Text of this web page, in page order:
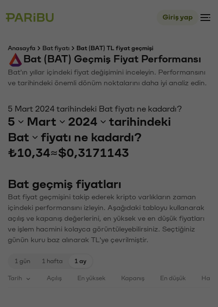
Giriş yap
Anasayfa Bat fiyatı Bat (BAT) TL fiyat geçmişi
Bat (BAT) Geçmiş Fiyat Performansı
Bat'ın yıllar içindeki fiyat değişimini inceleyin. Performansını
ve tarihindeki önemli dönüm noktalarını daha iyi analiz edin.
5 Mart 2024 tarihindeki Bat fiyatı ne kadardı?
5 Mart 2024
tarihindeki
Bat
fiyatı ne kadardı?
₺10,34≈$0,3171143
Bat geçmiş fiyatları
Bat fiyat geçmişini takip ederek kripto varlıkların zaman
içindeki performansını izleyin. Aşağıdaki tabloyu kullanarak
açılış ve kapanış değerlerini, en yüksek ve en düşük fiyatları
ve işlem hacmini kolayca görüntüleyebilirsiniz. Seçtiğiniz
günün kuru baz alınarak TL'ye çevrilmiştir.
1 gün 1 hafta 1 ay
Tarih Açılış En yüksek Kapanış En düşük